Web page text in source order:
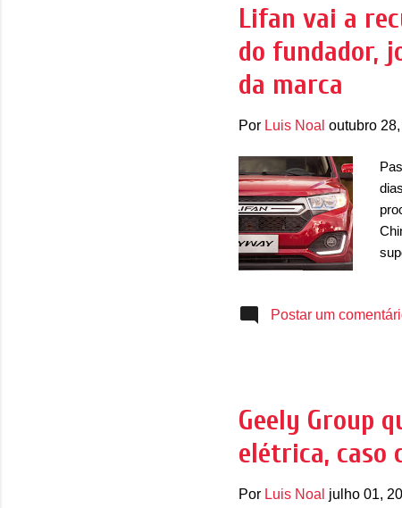
Lifan vai a
do fundador,
da marca
Por Luis Noal outubro
da
Postar um
Geely Group
elétrica, caso
Por Luis Noal julho 01,